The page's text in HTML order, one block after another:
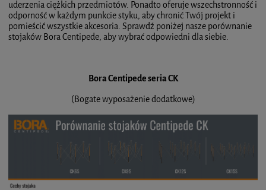
uderzenia ciężkich przedmiotów. Ponadto oferuje wszechstronność i
odporność w każdym punkcie styku, aby chronić Twój projekt i
pomieścić wszystkie akcesoria. Sprawdź poniżej nasze porównanie
stojaków Bora Centipede, aby wybrać odpowiedni dla siebie.
Bora Centipede seria CK
(Bogate wyposażenie dodatkowe)